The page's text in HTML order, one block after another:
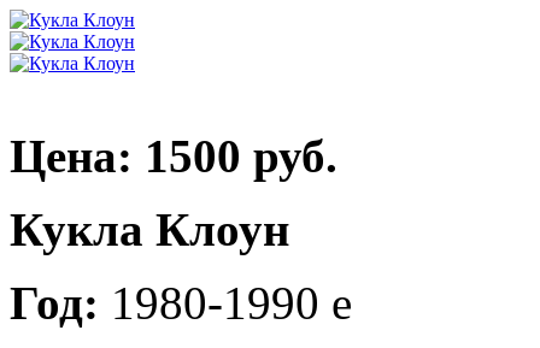
Цена: 1500 руб.
Кукла Клоун
Год: 1980-1990 е